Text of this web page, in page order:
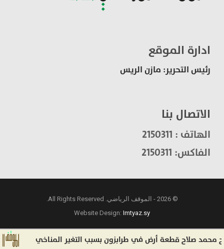
ادارة الموقع
رئيس التحرير: مازن الريس
الاتصال بنا
الهاتف : 2150311
الفاكس: 2150311
© 2026 - الموقف الرياضي. All Rights Reserved.
Website Design:Imtyaz.sy
صلاح قطعة أرض في طرابزون بسبب التغير المناخي